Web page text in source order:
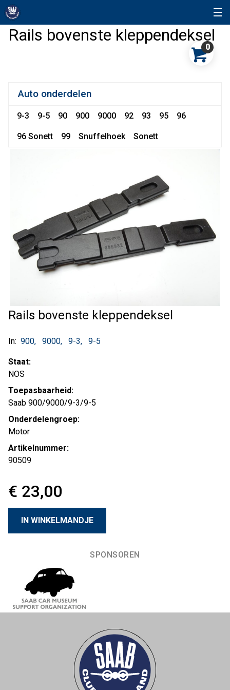
Rails bovenste kleppendeksel
0
Auto onderdelen
9-3 9-5 90 900 9000 92 93 95 96
96 Sonett 99 Snuffelhoek Sonett
Rails bovenste kleppendeksel
In: 900 9000 9-3 9-5
Staat:
NOS
Toepasbaarheid:
Saab 900/9000/9-3/9-5
Onderdelengroep:
Motor
Artikelnummer:
90509
€ 23,00
SPONSOREN